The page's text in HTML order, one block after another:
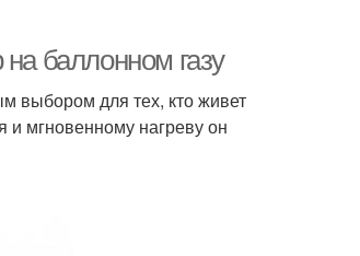
баллонном газу
выбором для тех, кто живет
и мгновенному нагреву он